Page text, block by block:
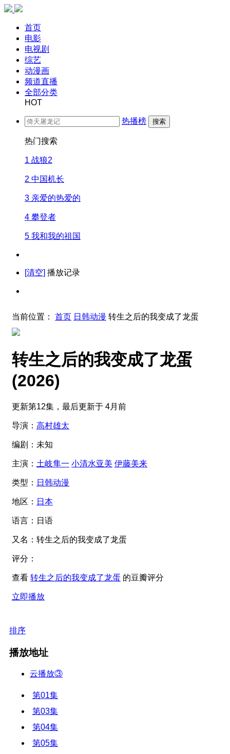
首页
电影
电视剧
综艺
动漫画
频道直播
全部分类
HOT
热播榜 搜索
热门搜索
1 战狼2
2 中国机长
3 亲爱的热爱的
4 攀登者
5 我和我的祖国
[清空] 播放记录
当前位置： 首页 日韩动漫 转生之后的我变成了龙蛋
转生之后的我变成了龙蛋
(2026)
更新第12集，最后更新于 4月前
导演： 高村雄太
编剧： 未知
主演： 土岐隼一 小清水亚美 伊藤美来
类型： 日韩动漫
地区： 日本
语言： 日语
又名： 转生之后的我变成了龙蛋
评分：
查看 转生之后的我变成了龙蛋 的豆瓣评分
立即播放
排序
播放地址
云播放③
第01集
第03集
第04集
第05集